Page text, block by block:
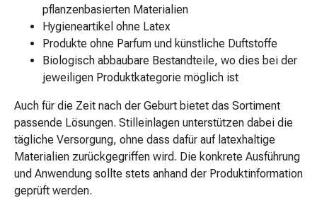
Körperpflege
&
Schönheit
Gesichtspflege
Augenpflege
Peeling
Pflegemasken
Reinigung
Reinigungs-
Accessoires
Kosmetiktücher
pflanzenbasierten Materialien
Hygieneartikel ohne Latex
Produkte ohne Parfum und künstliche Duftstoffe
Biologisch abbaubare Bestandteile, wo dies bei der
jeweiligen Produktkategorie möglich ist
Auch für die Zeit nach der Geburt bietet das Sortiment
passende Lösungen. Stilleinlagen unterstützen dabei die
tägliche Versorgung, ohne dass dafür auf latexhaltige
Materialien zurückgegriffen wird. Die konkrete Ausführung
und Anwendung sollte stets anhand der Produktinformation
geprüft werden.